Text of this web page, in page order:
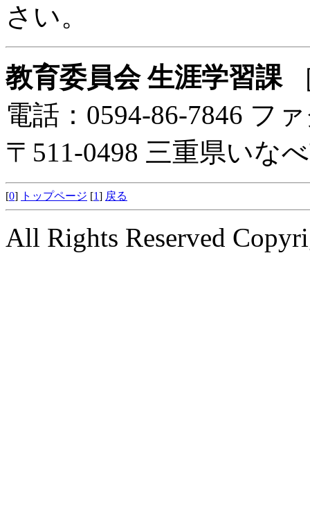
さい。
教育委員会 生涯学習課
電話：0594-86-7846 フ
〒511-0498 三重県いな
[0] トップページ [1] 戻る
All Rights Reserved